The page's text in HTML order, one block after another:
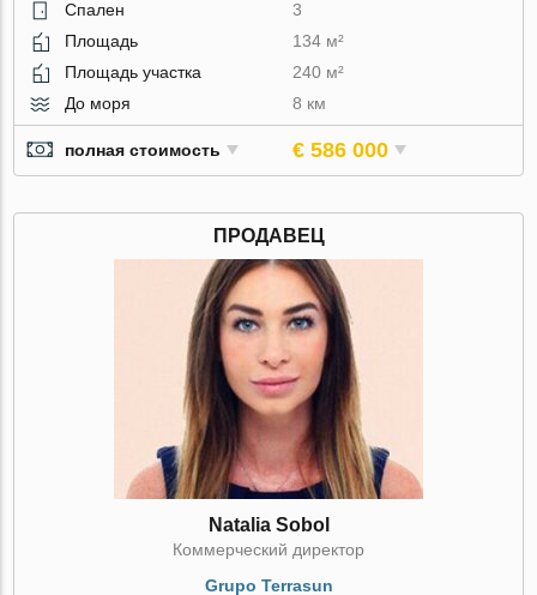
Спален
3
Площадь
134 м²
Площадь участка
240 м²
До моря
8 км
полная стоимость € 586 000
ПРОДАВЕЦ
Natalia Sobol
Коммерческий директор
Grupo Terrasun